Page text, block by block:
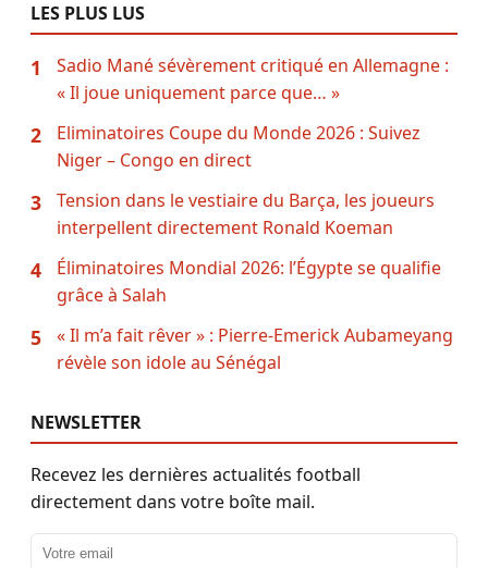
LES PLUS LUS
1
Sadio Mané sévèrement critiqué en Allemagne :
« Il joue uniquement parce que… »
2
Eliminatoires Coupe du Monde 2026 : Suivez
Niger – Congo en direct
3
Tension dans le vestiaire du Barça, les joueurs
interpellent directement Ronald Koeman
4
Éliminatoires Mondial 2026: l’Égypte se qualifie
grâce à Salah
5
« Il m’a fait rêver » : Pierre-Emerick Aubameyang
révèle son idole au Sénégal
NEWSLETTER
Recevez les dernières actualités football
directement dans votre boîte mail.
Adresse email